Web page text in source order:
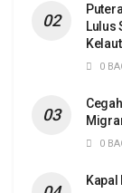
Lulus
0
0